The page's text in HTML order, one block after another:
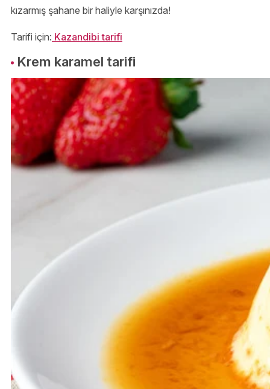
kızarmış şahane bir haliyle karşınızda!
Tarifi için: Kazandibi tarifi
Krem karamel tarifi